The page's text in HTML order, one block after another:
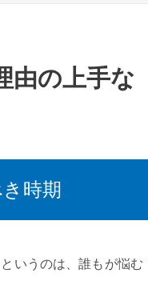
由の上手な
時期
というのは、誰もが悩む